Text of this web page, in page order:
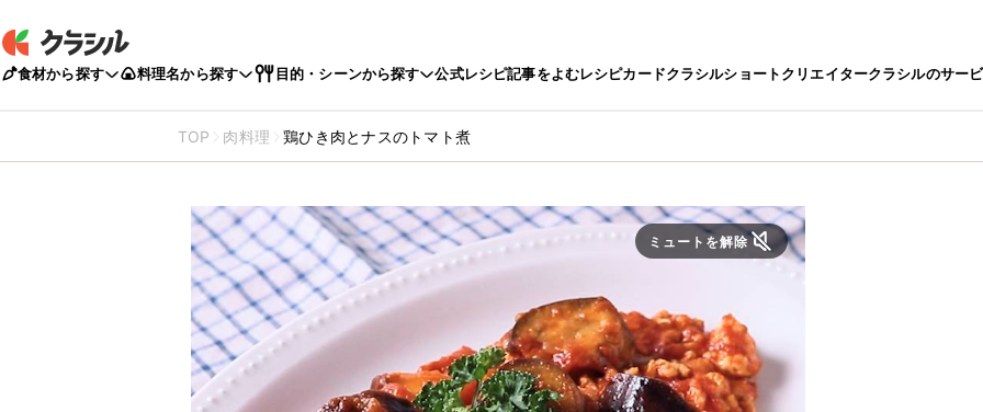
食材から探す 料理名から探す 目的・シーンから探す 公式レシピ記事をよむレシピカードクラシルショートクリエイタークラシルのサー
TOP 肉料理 鶏ひき肉とナスのトマト煮
ミュートを解除